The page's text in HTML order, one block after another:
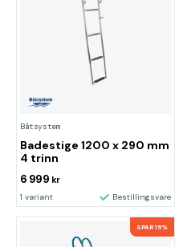
Båtsystem
Badestige 1200 x 290 mm
4 trinn
6 999 kr
1 variant Bestillingsvare
SPAR 15%